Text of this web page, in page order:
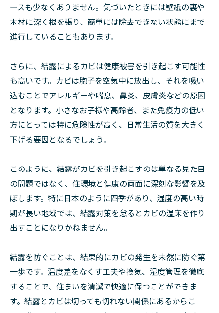
ースも少なくありません。気づいたときには壁紙の裏や
木材に深く根を張り、簡単には除去できない状態にまで
進行していることもあります。
さらに、結露によるカビは健康被害を引き起こす可能性
も高いです。カビは胞子を空気中に放出し、それを吸い
込むことでアレルギーや喘息、鼻炎、皮膚炎などの原因
となります。小さなお子様や高齢者、また免疫力の低い
方にとっては特に危険性が高く、日常生活の質を大きく
下げる要因となるでしょう。
このように、結露がカビを引き起こすのは単なる見た目
の問題ではなく、住環境と健康の両面に深刻な影響を及
ぼします。特に日本のように四季があり、湿度の高い時
期が長い地域では、結露対策を怠るとカビの温床を作り
出すことになりかねません。
結露を防ぐことは、結果的にカビの発生を未然に防ぐ第
一歩です。温度差をなくす工夫や換気、湿度管理を徹底
することで、住まいを清潔で快適に保つことができま
す。結露とカビは切っても切れない関係にあるからこ